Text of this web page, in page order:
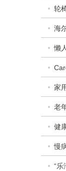
轮
海
懒
家用多
老年
健
慢
“乐